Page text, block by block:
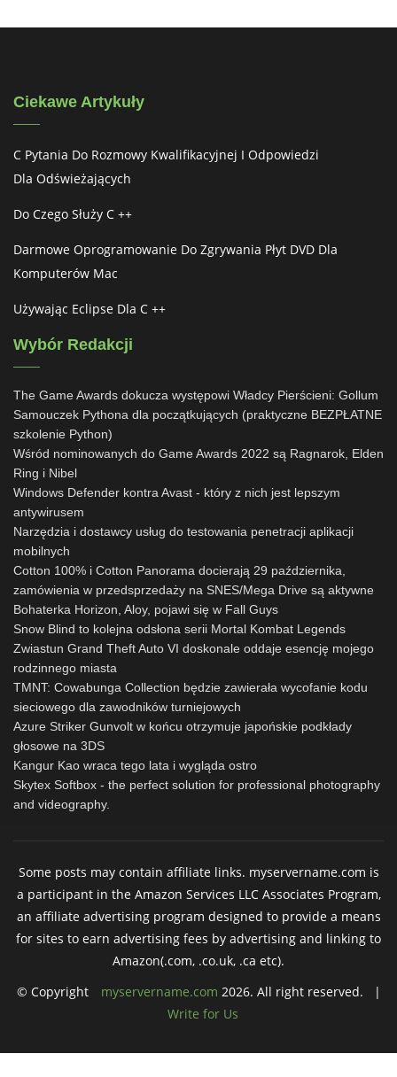
Ciekawe Artykuły
C Pytania Do Rozmowy Kwalifikacyjnej I Odpowiedzi
Dla Odświeżających
Do Czego Służy C ++
Darmowe Oprogramowanie Do Zgrywania Płyt DVD Dla
Komputerów Mac
Używając Eclipse Dla C ++
Wybór Redakcji
The Game Awards dokucza występowi Władcy Pierścieni: Gollum
Samouczek Pythona dla początkujących (praktyczne BEZPŁATNE
szkolenie Python)
Wśród nominowanych do Game Awards 2022 są Ragnarok, Elden
Ring i Nibel
Windows Defender kontra Avast - który z nich jest lepszym
antywirusem
Narzędzia i dostawcy usług do testowania penetracji aplikacji
mobilnych
Cotton 100% i Cotton Panorama docierają 29 października,
zamówienia w przedsprzedaży na SNES/Mega Drive są aktywne
Bohaterka Horizon, Aloy, pojawi się w Fall Guys
Snow Blind to kolejna odsłona serii Mortal Kombat Legends
Zwiastun Grand Theft Auto VI doskonale oddaje esencję mojego
rodzinnego miasta
TMNT: Cowabunga Collection będzie zawierała wycofanie kodu
sieciowego dla zawodników turniejowych
Azure Striker Gunvolt w końcu otrzymuje japońskie podkłady
głosowe na 3DS
Kangur Kao wraca tego lata i wygląda ostro
Skytex Softbox - the perfect solution for professional photography
and videography.
Some posts may contain affiliate links. myservername.com is
a participant in the Amazon Services LLC Associates Program,
an affiliate advertising program designed to provide a means
for sites to earn advertising fees by advertising and linking to
Amazon(.com, .co.uk, .ca etc).
© Copyright
myservername.com 2026. All right reserved. |
Write for Us